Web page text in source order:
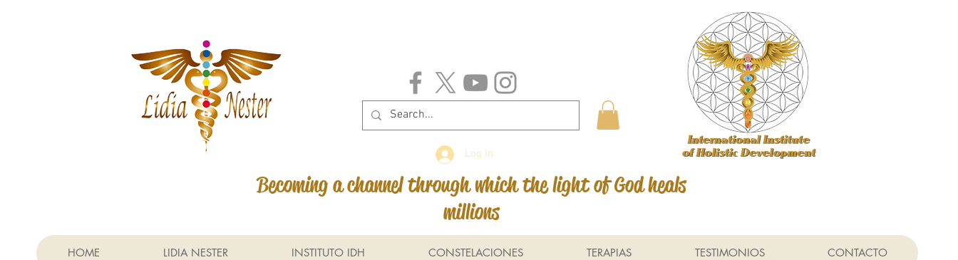
Log In
Becoming a channel through which the light of God heals
millions
HOME LIDIA NESTER INSTITUTO IDH CONSTELACIONES TERAPIAS TESTIMONIOS CONTACTO